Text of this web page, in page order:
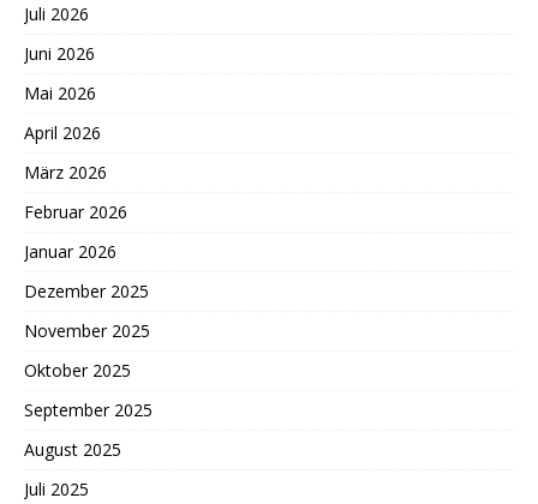
Juli 2026
Juni 2026
Mai 2026
April 2026
März 2026
Februar 2026
Januar 2026
Dezember 2025
November 2025
Oktober 2025
September 2025
August 2025
Juli 2025